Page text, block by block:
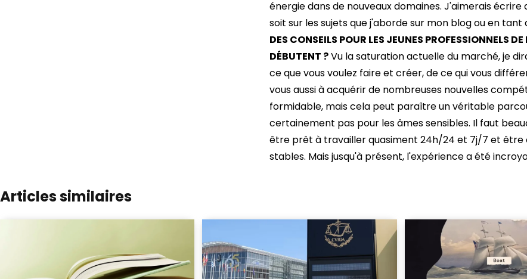
énergie dans de nouveaux domaines. J'aimerais
soit sur les sujets que j'aborde sur mon blog ou en tant
DES CONSEILS POUR LES JEUNES PROFESSIONNELS
DÉBUTENT ?Vu la saturation actuelle du marché, je
ce que vous voulez faire et créer, de ce qui vous
vous aussi à acquérir de nombreuses nouvelles
formidable, mais cela peut paraître un véritable
certainement pas pour les âmes sensibles. Il faut
être prêt à travailler quasiment 24h/24 et 7j/7 et être
stables. Mais jusqu'à présent, l'expérience a été
Articles similaires